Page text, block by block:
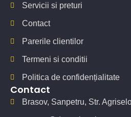
Servicii si preturi
Contact
Parerile clientilor
Termeni si conditii
Politica de confidențialitate
Contact
Brasov, Sanpetru, Str.